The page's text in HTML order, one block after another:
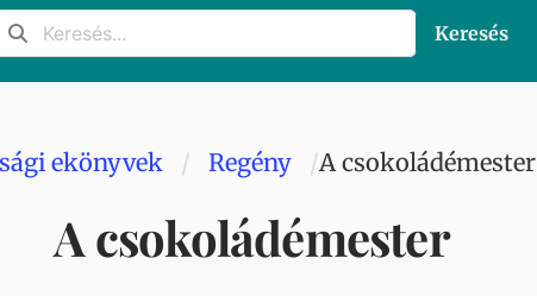
Keresés
ekönyvek Regény A csokoládémester
A csokoládémester